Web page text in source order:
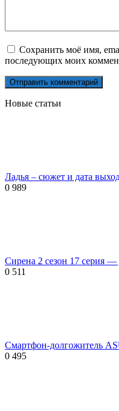
Сохранить моё имя,
последующих моих
Новые статьи
Ладья – сюжет и дата
0 989
Сирена 2 сезон 17 серия —
0 511
Смартфон-долгожитель
0 495